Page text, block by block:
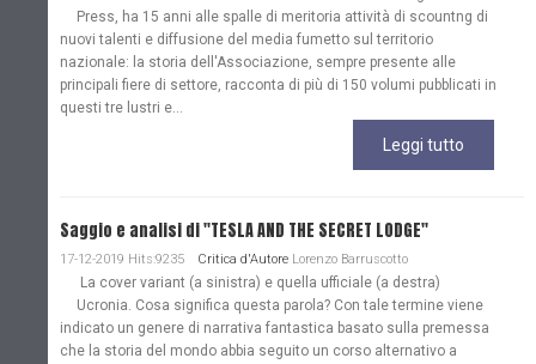
Press, ha 15 anni alle spalle di meritoria attività di scountng di
nuovi talenti e diffusione del media fumetto sul territorio
nazionale: la storia dell'Associazione, sempre presente alle
principali fiere di settore, racconta di più di 150 volumi pubblicati in
questi tre lustri e...
Leggi tutto
Saggio e analisi di "TESLA AND THE SECRET LODGE"
17-12-2019 Hits:9235 Critica d'Autore Lorenzo Barruscotto
La cover variant (a sinistra) e quella ufficiale (a destra)
Ucronia. Cosa significa questa parola? Con tale termine viene
indicato un genere di narrativa fantastica basato sulla premessa
che la storia del mondo abbia seguito un corso alternativo a